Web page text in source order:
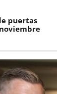
puertas